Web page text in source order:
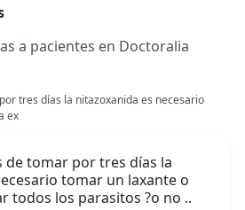
a pacientes en Doctoralia
tres días la nitazoxanida es necesario
ex
de tomar por tres días la
tomar un laxante o
todos los parasitos ?o no ..